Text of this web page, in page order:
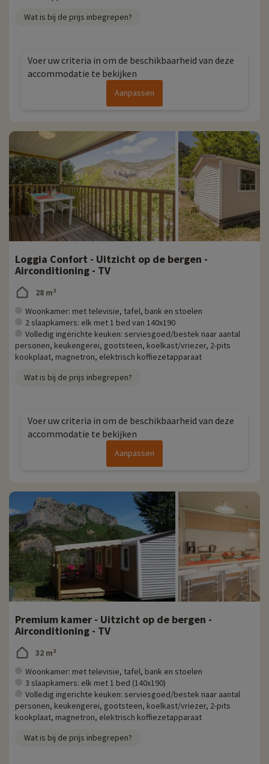
Wat is bij de prijs inbegrepen?
Voer uw criteria in om de beschikbaarheid van deze
accommodatie te bekijken
Aanpassen
Loggia Confort - Uitzicht op de bergen -
Airconditioning - TV
28 m²
Woonkamer: met televisie, tafel, bank en stoelen
2 slaapkamers: elk met 1 bed van 140x190
Volledig ingerichte keuken: serviesgoed/bestek naar aantal
personen, keukengerei, gootsteen, koelkast/vriezer, 2-pits
kookplaat, magnetron, elektrisch koffiezetapparaat
Wat is bij de prijs inbegrepen?
Voer uw criteria in om de beschikbaarheid van deze
accommodatie te bekijken
Aanpassen
Premium kamer - Uitzicht op de bergen -
Airconditioning - TV
32 m²
Woonkamer: met televisie, tafel, bank en stoelen
3 slaapkamers: elk met 1 bed (140x190)
Volledig ingerichte keuken: serviesgoed/bestek naar aantal
personen, keukengerei, gootsteen, koelkast/vriezer, 2-pits
kookplaat, magnetron, elektrisch koffiezetapparaat
Wat is bij de prijs inbegrepen?